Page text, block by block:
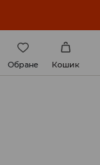
Обране Кошик